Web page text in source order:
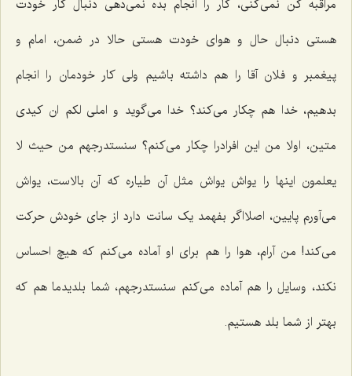
مراقبه کن نمی‌کنی، کار را انجام بده نمی‌دهی دنبال کار خودت
هستی دنبال حال و هوای خودت هستی حالا در ضمن، امام و
پیغمبر و فلان آقا را هم داشته باشیم ولی کار خودمان را انجام
بدهیم، خدا هم چکار می‌کند؟ خدا می‌گوید و املی لکم ان کیدی
متین، اولا من این افرادرا چکار می‌کنم؟ سنستدرجهم من حیث لا
یعلمون اینها را یواش یواش مثل آن طیاره که آن بالاست، یواش
می‌آورم پایین، اصلااگر بفهمد یک سانت دارد از جای خودش حرکت
می‌کند! من آرام، هوا را هم برای او آماده می‌کنم که هیچ احساس
نکند، وسایل را هم آماده می‌کنم سنستدرجهم، شما بلدیدما هم که
بهتر از شما بلد هستیم.